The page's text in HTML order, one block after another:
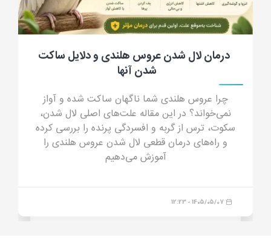
جرب گوش گربه؛ علائم، علت، تشخیص، درمان
و پیشگیری از کنه گوش گربه
جرب گوش گربه چیست؟ در این مقاله جامع با علائم
جرب گوش (ترشحات شبیه پودر قهوه)، دلایل انتقال،
خطرات درمان خانگی و داروهای مدرن درمان قطعی
آشنا شوید.
1405/04/23 - 16:44